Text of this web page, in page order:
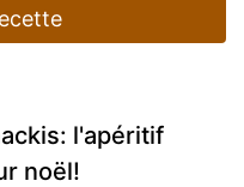
l'apéritif
noël!